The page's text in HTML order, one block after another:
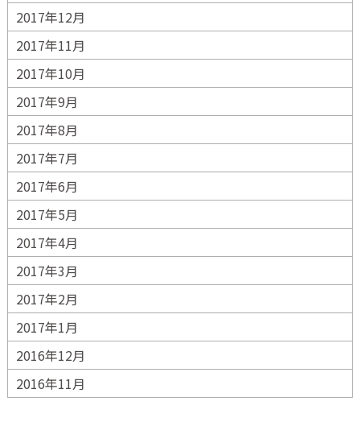
2017年12月
2017年11月
2017年10月
2017年9月
2017年8月
2017年7月
2017年6月
2017年5月
2017年4月
2017年3月
2017年2月
2017年1月
2016年12月
2016年11月